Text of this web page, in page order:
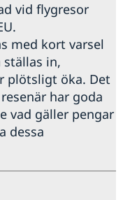
år
id-kort
vid flygresor
med kort varsel
in,
plötsligt öka. Det
har goda
vad gäller pengar
dessa